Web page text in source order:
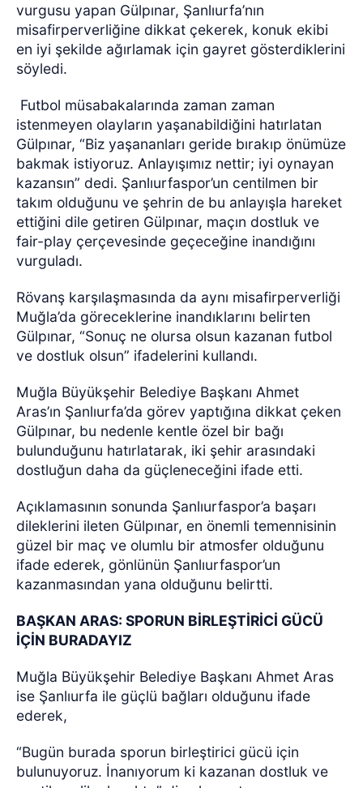
vurgusu yapan Gülpınar, Şanlıurfa’nın
misafirperverliğine dikkat çekerek, konuk ekibi
en iyi şekilde ağırlamak için gayret gösterdiklerini
söyledi.
Futbol müsabakalarında zaman zaman
istenmeyen olayların yaşanabildiğini hatırlatan
Gülpınar, “Biz yaşananları geride bırakıp önümüze
bakmak istiyoruz. Anlayışımız nettir; iyi oynayan
kazansın” dedi. Şanlıurfaspor’un centilmen bir
takım olduğunu ve şehrin de bu anlayışla hareket
ettiğini dile getiren Gülpınar, maçın dostluk ve
fair-play çerçevesinde geçeceğine inandığını
vurguladı.
Rövanş karşılaşmasında da aynı misafirperverliği
Muğla’da göreceklerine inandıklarını belirten
Gülpınar, “Sonuç ne olursa olsun kazanan futbol
ve dostluk olsun” ifadelerini kullandı.
Muğla Büyükşehir Belediye Başkanı Ahmet
Aras’ın Şanlıurfa’da görev yaptığına dikkat çeken
Gülpınar, bu nedenle kentle özel bir bağı
bulunduğunu hatırlatarak, iki şehir arasındaki
dostluğun daha da güçleneceğini ifade etti.
Açıklamasının sonunda Şanlıurfaspor’a başarı
dileklerini ileten Gülpınar, en önemli temennisinin
güzel bir maç ve olumlu bir atmosfer olduğunu
ifade ederek, gönlünün Şanlıurfaspor’un
kazanmasından yana olduğunu belirtti.
BAŞKAN ARAS: SPORUN BİRLEŞTİRİCİ GÜCÜ
İÇİN BURADAYIZ
Muğla Büyükşehir Belediye Başkanı Ahmet Aras
ise Şanlıurfa ile güçlü bağları olduğunu ifade
ederek,
“Bugün burada sporun birleştirici gücü için
bulunuyoruz. İnanıyorum ki kazanan dostluk ve